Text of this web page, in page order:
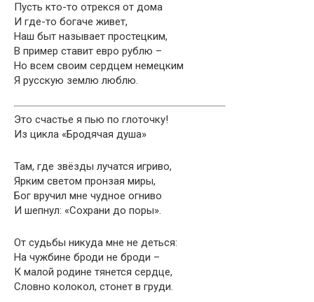
Пусть кто-то отрекся от дома
И где-то богаче живет,
Наш быт называет простецким,
В пример ставит евро рублю –
Но всем своим сердцем немецким
Я русскую землю люблю.
Это счастье я пью по глоточку!
Из цикла «Бродячая душа»
Там, где звёзды лучатся игриво,
Ярким светом пронзая миры,
Бог вручил мне чудное огниво
И шепнул: «Сохрани до поры».
От судьбы никуда мне не деться:
На чужбине броди не броди –
К малой родине тянется сердце,
Словно колокол, стонет в груди.